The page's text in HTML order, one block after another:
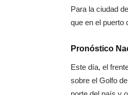
Para la ciudad
que en el puerto
Pronóstico
Este día, el
sobre el Golfo